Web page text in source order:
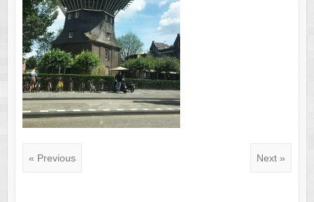
« Previous Next »